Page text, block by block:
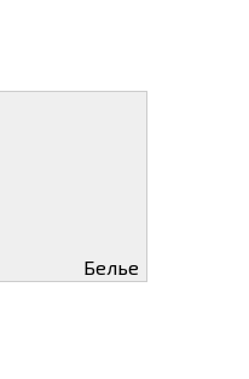
Белье